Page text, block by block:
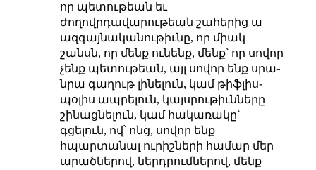
որ պետութեան եւ
ժողովրդավարութեան շահերից ա
ազգայնականութիւնը, որ միակ
շանսն, որ մենք ունենք, մենք՝ որ սովոր
չենք պետութեան, այլ սովոր ենք սրա֊
նրա գաղութ լինելուն, կամ թիֆլիս֊
պօլիս ապրելուն, կայսրութիւնները
շինացնելուն, կամ հակառակը՝
գցելուն, ով՝ ոնց, սովոր ենք
հպարտանալ ուրիշների համար մեր
արածներով, ներդրումներով, մենք